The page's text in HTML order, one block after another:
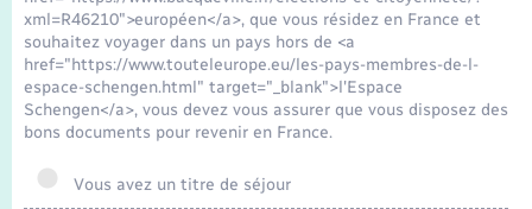
Numérique
Organisation d’événement
Sécurité - Prévention
La Communauté de communes
xml=R46210">européen</a>, que vous résidez en France et
souhaitez voyager dans un pays hors de <a
href="https://www.touteleurope.eu/les-pays-membres-de-l-
espace-schengen.html" target="_blank">l'Espace
Schengen</a>, vous devez vous assurer que vous disposez des
bons documents pour revenir en France.
Vous avez un titre de séjour